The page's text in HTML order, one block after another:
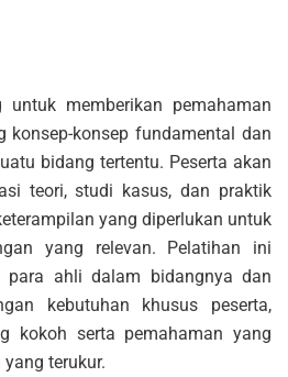
memberikan pemahaman
konsep-konsep fundamental dan
bidang tertentu. Peserta akan
teori, studi kasus, dan praktik
yang diperlukan untuk
yang relevan. Pelatihan ini
para ahli dalam bidangnya dan
kebutuhan khusus peserta,
kokoh serta pemahaman yang
terukur.